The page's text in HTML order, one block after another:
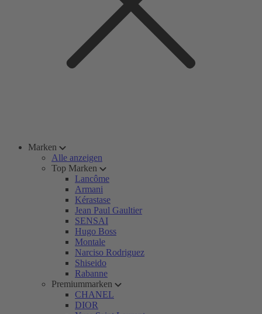
Marken
Alle anzeigen
Top Marken
Lancôme
Armani
Kérastase
Jean Paul Gaultier
SENSAI
Hugo Boss
Montale
Narciso Rodriguez
Shiseido
Rabanne
Premiummarken
CHANEL
DIOR